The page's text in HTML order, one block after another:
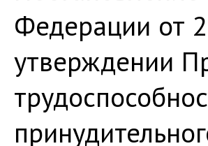
Федерации от
утверждении